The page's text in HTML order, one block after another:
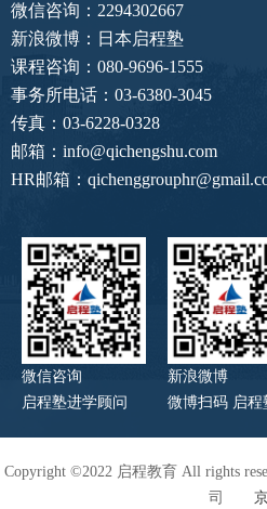
微信咨询：2294302667
新浪微博：日本启程塾
课程咨询：080-9696-1555
事务所电话：03-6380-3045
传真：03-6228-0328
邮箱：info@qichengshu.com
HR邮箱：
微信咨询
启程塾进学顾问
新浪微博
微博扫码 启程
Copyright ©2022 启程教育 All rights
司